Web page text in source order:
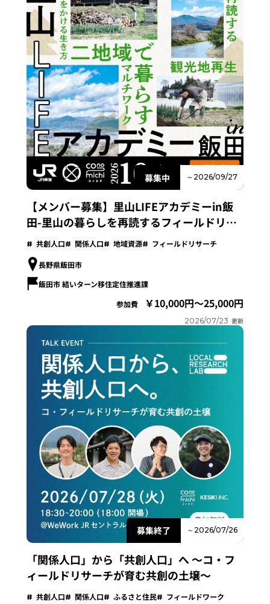
募集中 ～2026/09/27
【メンバー募集】里山LIFEアカデミーin飯
田-里山の暮らしを再読するフィールドリサ
ーチプログラム-
共創人口 関係人口 地域資源 フィールドリサーチ
長野県飯田市
飯田市 結いターン移住定住推進課
参加費
10,000円～25,000円
2026/07/23 更新
募集終了 ～2026/07/26
「関係人口」から「共創人口」へ 〜コ・フ
ィールドリサーチが育む共創の土壌～
共創人口 関係人口 ふるさと住民
フィールドワーク